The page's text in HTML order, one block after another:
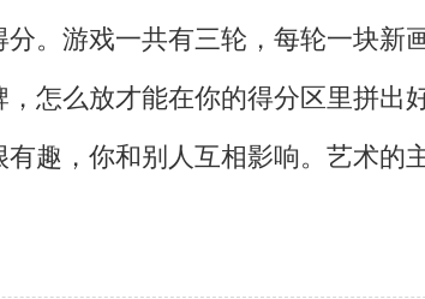
。游戏一共有三轮，每轮一块新
怎么放才能在你的得分区里拼出
趣，你和别人互相影响。艺术的